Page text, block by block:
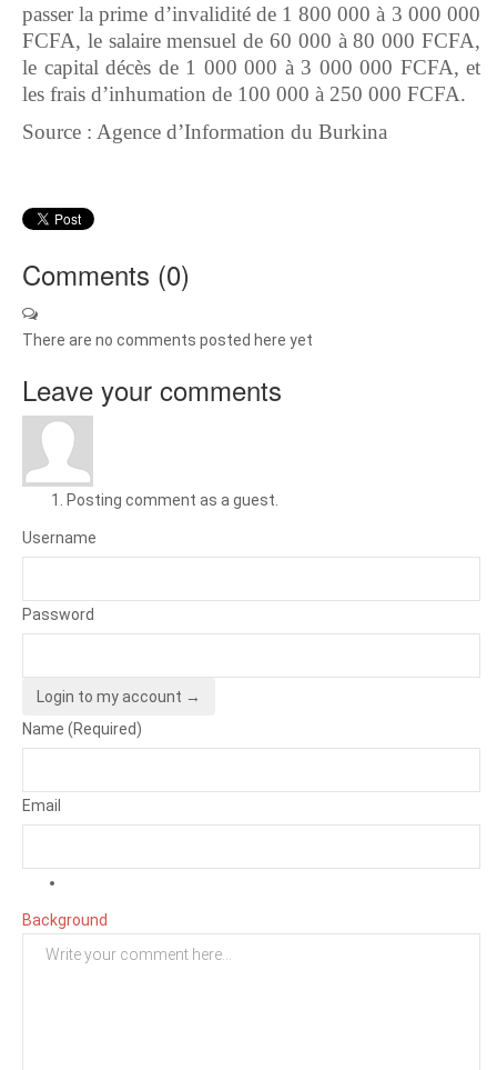
passer la prime d’invalidité de 1 800 000 à 3 000 000
FCFA, le salaire mensuel de 60 000 à 80 000 FCFA,
le capital décès de 1 000 000 à 3 000 000 FCFA, et
les frais d’inhumation de 100 000 à 250 000 FCFA.
Source : Agence d’Information du Burkina
Comments (0)
There are no comments posted here yet
Leave your comments
Posting comment as a guest.
Username
Password
Login to my account →
Name (Required)
Email
Background